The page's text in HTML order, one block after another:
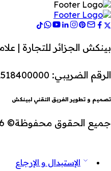
بينكش الجزائر للتجارة |
الرقم الضريبي: 18629010332518400000
تصميم و تطوير الفريق التقني لبينكش
جميع الحقوق محفوظة© 2026
الإستبدال و الإرجاع